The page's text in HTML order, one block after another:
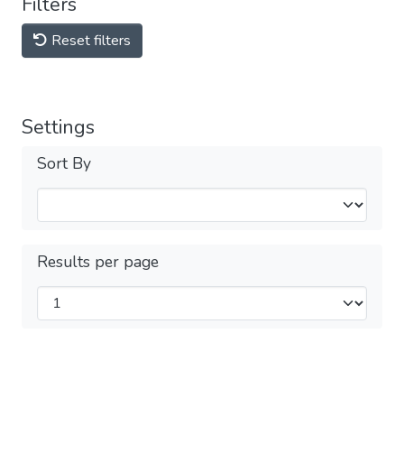
Reset filters
Settings
Sort By
Results per page